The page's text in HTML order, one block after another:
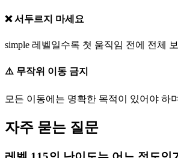
❌ 서두르지 마세요
simple 레벨일수록 첫 움직임 전에 전체
⚠️ 무작위 이동 금지
모든 이동에는 명확한 목적이 있어야 하
자주 묻는 질문